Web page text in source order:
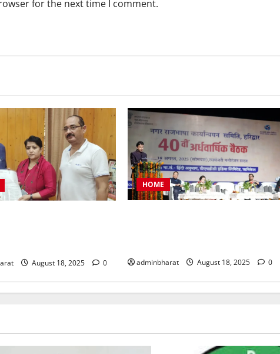
for the next time I comment.
August 18, 2025 0
HOME
adminbharat August 18, 2025 0